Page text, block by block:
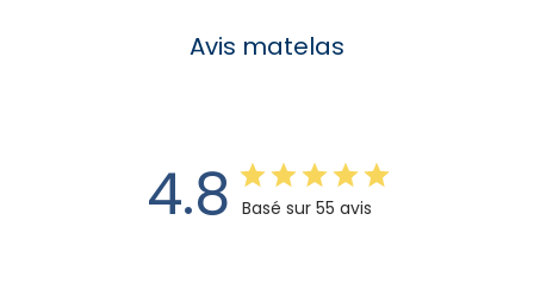
Avis matelas
4.8 Basé sur 55 avis